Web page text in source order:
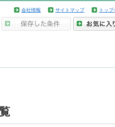
会社情報 サイトマップ トップ